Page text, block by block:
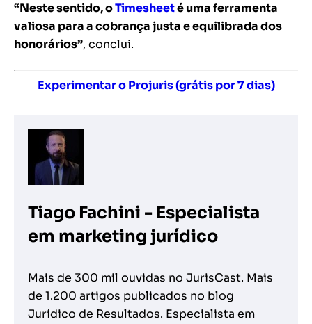
“Neste sentido, oTimesheeté uma ferramenta
valiosa para a cobrança justa e equilibrada dos
honorários”, conclui.
Experimentar o Projuris (grátis por 7 dias)
Tiago Fachini - Especialista
em marketing jurídico
Mais de 300 mil ouvidas no JurisCast. Mais
de 1.200 artigos publicados no blog
Jurídico de Resultados. Especialista em